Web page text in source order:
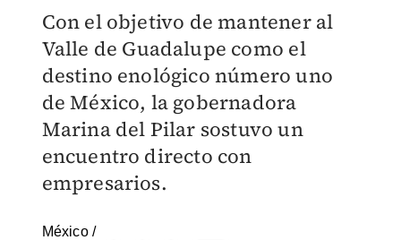
Con el objetivo de mantener al
Valle de Guadalupe como el
destino enológico número uno
de México, la gobernadora
Marina del Pilar sostuvo un
encuentro directo con
empresarios.
México/